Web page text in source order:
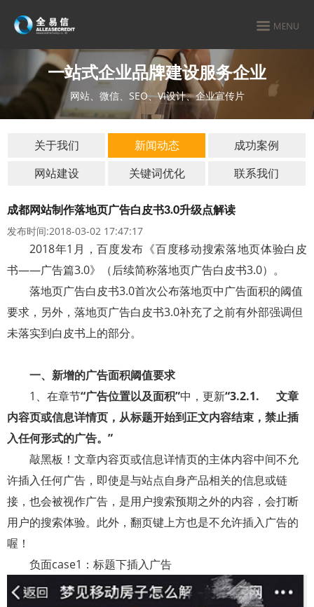
一站式企业品牌建设服务企业
网站、微信、SEO、VI设计、企业宣传片
关于我们 新闻动态
成功案例
网站建设
关键词优化 联系我们
成都网站制作落地页广告白皮书3.0升级点解读
发布时间:2018-03-02 17:47:17
2018年1 月，百度发布《百度移动搜索落地页体验白皮
书——广告篇3.0》（后续简称落地页广告白皮书3.0）。
落地页广告白皮书3.0首次公布落地页中广告面积的阈值
要求，另外，落地页广告白皮书3.0补充了之前有外部强调但
未落实到白皮书上的部分。
一、新增的广告面积阈值要求
1 、在章节“广告位置以及面积”中，更新“3.2.1. 文章
内容页或信息详情页，从标题开始到正文内容结束，禁止插
入任何形式的广告。”
敲黑板！文章内容页或信息详情页的主体内容中间不允
许插入任何广告，即使是与站点自身产品相关的信息或链
接，也会被视作广告，是用户搜索预期之外的内容，会打断
用户的搜索体验。此外，翻页键上方也是不允许插入广告的
喔！
负面case1 ：标题下插入广告